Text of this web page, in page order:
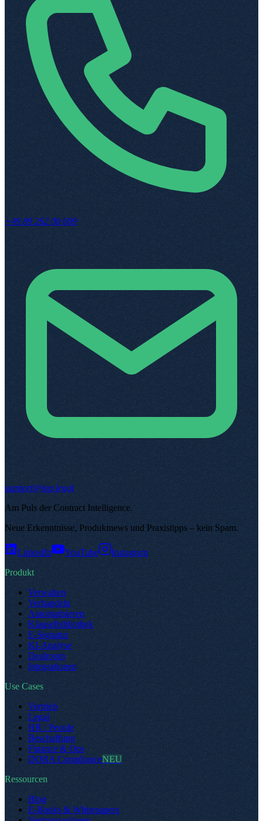
+49 89 262 00 609
support@top.legal
Am Puls der Contract Intelligence.
Neue Erkenntnisse, Produktnews und Praxistipps – kein Spam.
LinkedIn YouTube
Instagram
Produkt
Verwalten
Verhandeln
Automatisieren
Klauselbibliothek
E-Signatur
KI-Analyse
Dealroom
Integrationen
Use Cases
Vertrieb
Legal
HR / People
Beschaffung
Finance & Ops
DORA ComplianceNEU
Ressourcen
Blog
E-Books & Whitepapers